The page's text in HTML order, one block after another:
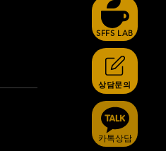
카톡상담
상담문의
SFFS LAB